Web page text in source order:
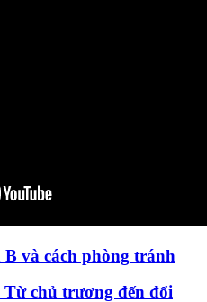
và cách phòng tránh
Từ chủ trương đến đổi